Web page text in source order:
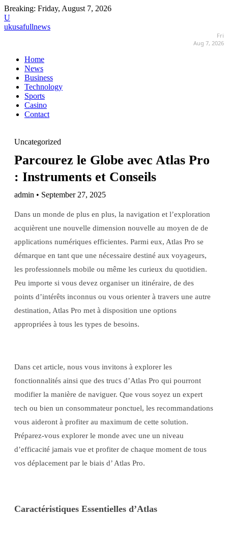
Breaking: Friday, August 7, 2026
U
ukusafullnews
Fri
Aug 7, 2026
Home
News
Business
Technology
Sports
Casino
Contact
Uncategorized
Parcourez le Globe avec Atlas Pro
: Instruments et Conseils
admin • September 27, 2025
Dans un monde de plus en plus, la navigation et l’exploration
acquièrent une nouvelle dimension nouvelle au moyen de de
applications numériques efficientes. Parmi eux, Atlas Pro se
démarque en tant que une nécessaire destiné aux voyageurs,
les professionnels mobile ou même les curieux du quotidien.
Peu importe si vous devez organiser un itinéraire, de des
points d’intérêts inconnus ou vous orienter à travers une autre
destination, Atlas Pro met à disposition une options
appropriées à tous les types de besoins.
Dans cet article, nous vous invitons à explorer les
fonctionnalités ainsi que des trucs d’Atlas Pro qui pourront
modifier la manière de naviguer. Que vous soyez un expert
tech ou bien un consommateur ponctuel, les recommandations
vous aideront à profiter au maximum de cette solution.
Préparez-vous explorer le monde avec une un niveau
d’efficacité jamais vue et profiter de chaque moment de tous
vos déplacement par le biais d’ Atlas Pro.
Caractéristiques Essentielles d’Atlas